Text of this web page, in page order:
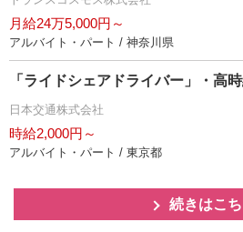
月給24万5,000円～
アルバイト・パート / 神奈川県
「ライドシェアドライバー」・高
日本交通株式会社
時給2,000円～
アルバイト・パート / 東京都
続きはこ